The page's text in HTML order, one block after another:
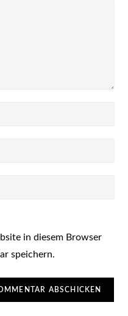
in diesem Browser
speichern.